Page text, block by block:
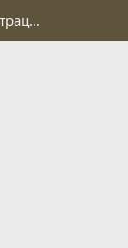
Регистрация